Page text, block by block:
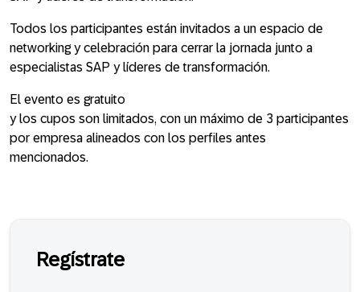
Todos los participantes están invitados a un espacio de
networking y celebración para cerrar la jornada junto a
especialistas SAP y líderes de transformación.
El evento es gratuito
y los cupos son limitados, con un máximo de 3 participantes
por empresa alineados con los perfiles antes
mencionados.
Regístrate